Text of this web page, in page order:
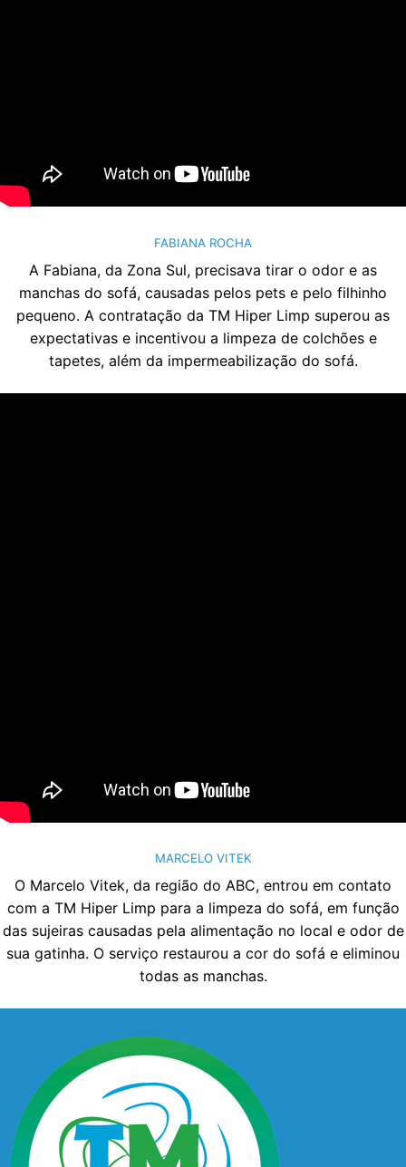
FABIANA ROCHA
A Fabiana, da Zona Sul, precisava tirar o odor e as
manchas do sofá, causadas pelos pets e pelo filhinho
pequeno. A contratação da TM Hiper Limp superou as
expectativas e incentivou a limpeza de colchões e
tapetes, além da impermeabilização do sofá.
MARCELO VITEK
O Marcelo Vitek, da região do ABC, entrou em contato
com a TM Hiper Limp para a limpeza do sofá, em função
das sujeiras causadas pela alimentação no local e odor de
sua gatinha. O serviço restaurou a cor do sofá e eliminou
todas as manchas.